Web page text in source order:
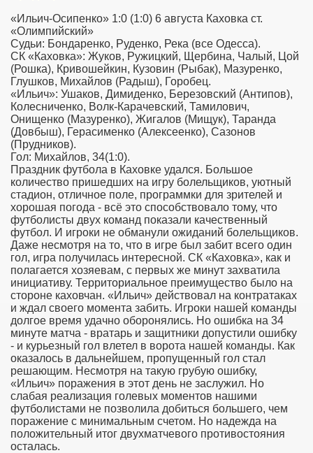
«Ильич-Осипенко» 1:0 (1:0) 6 августа Каховка ст.
«Олимпийский»
Судьи: Бондаренко, Руденко, Река (все Одесса).
СК «Каховка»: Жуков, Ружицкий, Щербина, Чалый, Цой
(Рошка), Кривошейкин, Кузовин (Рыбак), Мазуренко,
Глушков, Михайлов (Радыш), Горобец.
«Ильич»: Ушаков, Димиденко, Березовский (Антипов),
Колесниченко, Волк-Карачевский, Тамилович,
Онищенко (Мазуренко), Жигалов (Мищук), Таранда
(Довбыш), Герасименко (Алексеенко), Сазонов
(Прудников).
Гол: Михайлов, 34(1:0).
Праздник футбола в Каховке удался. Большое
количество пришедших на игру болельщиков, уютный
стадион, отличное поле, программки для зрителей и
хорошая погода - всё это способствовало тому, что
футболисты двух команд показали качественный
футбол. И игроки не обманули ожиданий болельщиков.
Даже несмотря на то, что в игре был забит всего один
гол, игра получилась интересной. СК «Каховка», как и
полагается хозяевам, с первых же минут захватила
инициативу. Территориальное преимущество было на
стороне каховчан. «Ильич» действовал на контратаках
и ждал своего момента забить. Игроки нашей команды
долгое время удачно оборонялись. Но ошибка на 34
минуте матча - вратарь и защитники допустили ошибку
- и курьезный гол влетел в ворота нашей команды. Как
оказалось в дальнейшем, пропущенный гол стал
решающим. Несмотря на такую грубую ошибку,
«Ильич» поражения в этот день не заслужил. Но
слабая реализация голевых моментов нашими
футболистами не позволила добиться большего, чем
поражение с минимальным счетом. Но надежда на
положительный итог двухматчевого противостояния
осталась.